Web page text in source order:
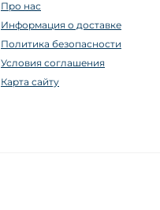
Про нас
Информация о доставке
Политика безопасности
Условия соглашения
Карта сайту